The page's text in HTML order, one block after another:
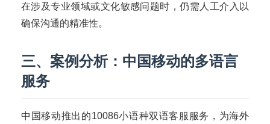
首
页
卡
百
在涉及专业领域或文化敏感问题时，仍需人工介入以
确保沟通的精准性。
三、案例分析：中国移动的多语言
服务
中国移动推出的10086小语种双语客服服务，为海外